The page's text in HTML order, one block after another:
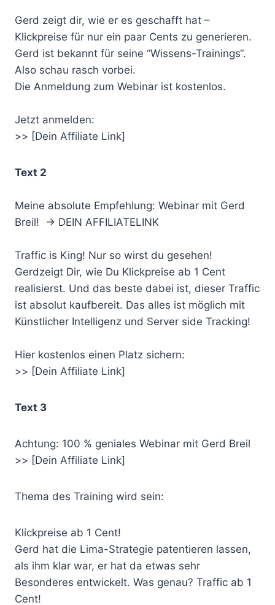
Gerd zeigt dir, wie er es geschafft hat –
Klickpreise für nur ein paar Cents zu generieren.
Gerd ist bekannt für seine “Wissens-Trainings“.
Also schau rasch vorbei.
Die Anmeldung zum Webinar ist kostenlos.
Jetzt anmelden:
>> [Dein Affiliate Link]
Text 2
Meine absolute Empfehlung: Webinar mit Gerd
Breil! -> DEIN AFFILIATELINK
Traffic is King! Nur so wirst du gesehen!
Gerdzeigt Dir, wie Du Klickpreise ab 1 Cent
realisierst. Und das beste dabei ist, dieser Traffic
ist absolut kaufbereit. Das alles ist möglich mit
Künstlicher Intelligenz und Server side Tracking!
Hier kostenlos einen Platz sichern:
>> [Dein Affiliate Link]
Text 3
Achtung: 100 % geniales Webinar mit Gerd Breil
>> [Dein Affiliate Link]
Thema des Training wird sein:
Klickpreise ab 1 Cent!
Gerd hat die Lima-Strategie patentieren lassen,
als ihm klar war, er hat da etwas sehr
Besonderes entwickelt. Was genau? Traffic ab 1
Cent!